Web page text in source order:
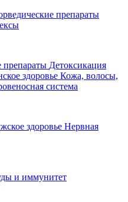
препараты
препараты Детоксикация
здоровье Кожа, волосы,
система
здоровье Нервная
и иммунитет